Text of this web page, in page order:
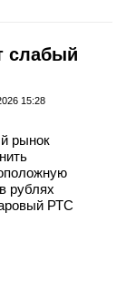
слабый
15:28
рынок
рублях
РТС